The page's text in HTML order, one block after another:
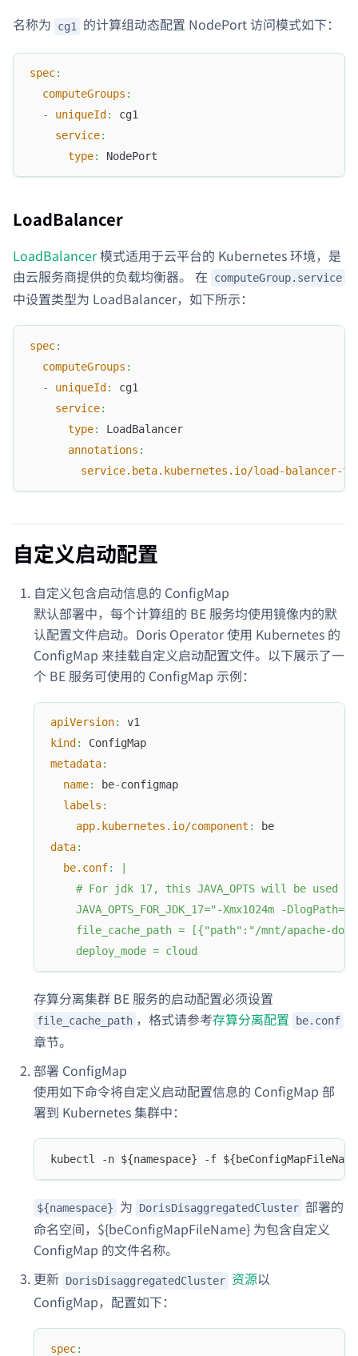
名称为 cg1 的计算组动态配置 NodePort 访问模式如下：
spec:
computeGroups :
-
uniqueId :
cg1
service:
type: NodePort
LoadBalancer
LoadBalancer模式适用于云平台的 Kubernetes 环境，是
由云服务商提供的负载均衡器。 在
computeGroup.service
中设置类型为 LoadBalancer，如下所示：
spec:
computeGroups :
-
uniqueId :
cg1
service:
type:
LoadBalancer
annotations :
service.beta.kubernetes.io/load-balancer-
自定义启动配置
自定义包含启动信息的 ConfigMap
默认部署中，每个计算组的 BE 服务均使用镜像内的默
认配置文件启动。Doris Operator 使用 Kubernetes 的
ConfigMap 来挂载自定义启动配置文件。以下展示了一
个 BE 服务可使用的 ConfigMap 示例：
apiVersion:
v1
kind :
ConfigMap
metadata:
name: be-configmap
labels :
app.kubernetes.io/component :
be
data:
be.conf:
# For jdk 17, this JAVA_OPTS will be used
JAVA_OPTS_FOR_JDK_17="-Xmx1024m -
file_cache_path = [{"path":"/mnt/apache-
    deploy_mode = cloud
存算分离集群 BE 服务的启动配置必须设置
file_cache_path ，格式请参考存算分离配置 be.conf
章节。
部署 ConfigMap
使用如下命令将自定义启动配置信息的 ConfigMap 部
署到 Kubernetes 集群中：
kubectl -n ${namespace} -f
${namespace} 为 DorisDisaggregatedCluster 部署的
命名空间，${beConfigMapFileName} 为包含自定义
ConfigMap 的文件名称。
更新 DorisDisaggregatedCluster 资源以
ConfigMap，配置如下：
spec: